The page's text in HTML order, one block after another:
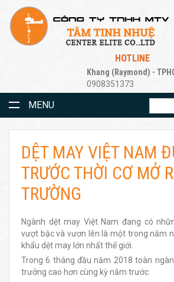
HOTLINE
Khang (Raymond) -
0908351373
MENU
DỆT MAY VIỆT NAM
TRƯỚC THỜI CƠ MỞ
TRƯỜNG
Ngành dệt may Việt Nam đang có
vượt bậc và vươn lên là một trong năm
khẩu dệt may lớn nhất thế giới.
Trong 6 tháng đầu năm 2018 toàn
trưởng cao hơn cùng kỳ năm trước.